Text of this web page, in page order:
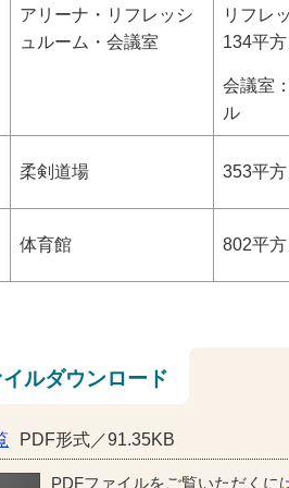
アリーナ・リフレッシ
ュルーム・会議室
リフレ
134平
会議室
ル
柔剣道場 353平
体育館 802平
ルダウンロード
PDF形式／91.35KB
PDFファイルをご覧いただくに